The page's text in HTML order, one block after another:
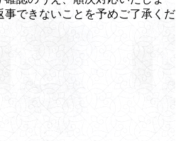
できないことを予めご了承くだ